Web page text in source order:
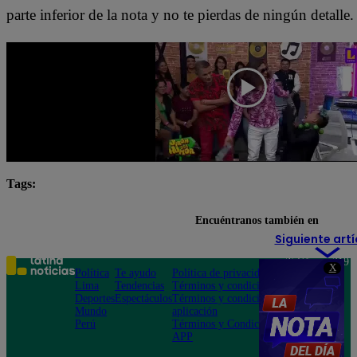
X
parte inferior de la nota y no te pierdas de ningún detalle.
Tags:
Siguiente
Encuéntranos también en
Política
Lima
Deportes
Mundo
Perú
Te ayudo
Tendencias
Espectáculos
Política de privacidad
Términos y condiciones
Términos y condiciones
aplicación
Términos y Condiciones
APP
Teléfono: 219
Av. San
Felipe 968
Jesús María